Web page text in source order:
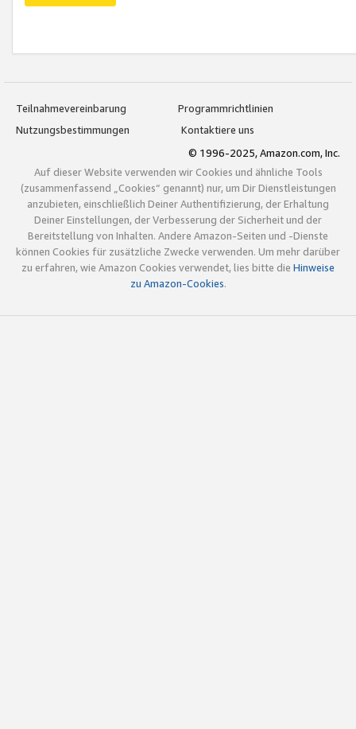
Teilnahmevereinbarung
Programmrichtlinien
Nutzungsbestimmungen
Kontaktiere uns
© 1996-2025, Amazon.com, Inc.
Auf dieser Website verwenden wir Cookies und ähnliche Tools
(zusammenfassend „Cookies“ genannt) nur, um Dir Dienstleistungen
anzubieten, einschließlich Deiner Authentifizierung, der Erhaltung
Deiner Einstellungen, der Verbesserung der Sicherheit und der
Bereitstellung von Inhalten. Andere Amazon-Seiten und -Dienste
können Cookies für zusätzliche Zwecke verwenden. Um mehr darüber
zu erfahren, wie Amazon Cookies verwendet, lies bitte die Hinweise
zu Amazon-Cookies.